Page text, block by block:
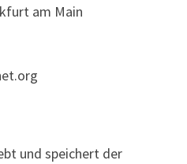
am Main
und speichert der